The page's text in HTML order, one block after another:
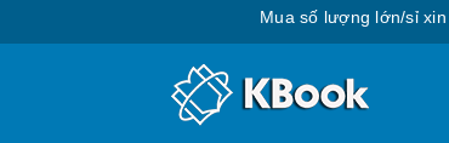
Mua số lượng lớn/sỉ xin liên